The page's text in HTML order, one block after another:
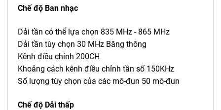
Chế độ Ban nhạc
Dải tần có thể lựa chọn 835 MHz - 865 MHz
Dải tần tùy chọn 30 MHz Băng thông
Kênh điều chỉnh 200CH
Khoảng cách kênh điều chỉnh tần số 150KHz
Số lượng tùy chọn của các mô-đun 50 mô-đun
Chế độ Dải thấp